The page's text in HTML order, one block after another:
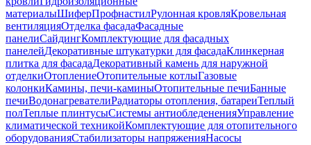
материалыШиферПрофнастилРулонная кровляКровельная
вентиляцияОтделка фасадаФасадные
панелиСайдингКомплектующие для фасадных
панелейДекоративные штукатурки для фасадаКлинкерная
плитка для фасадаДекоративный камень для наружной
отделкиОтоплениеОтопительные котлыГазовые
колонкиКамины, печи-каминыОтопительные печиБанные
печиВодонагревателиРадиаторы отопления, батареиТеплый
полТеплые плинтусыСистемы антиобледененияУправление
климатической техникойКомплектующие для отопительного
оборудованияСтабилизаторы напряженияНасосы